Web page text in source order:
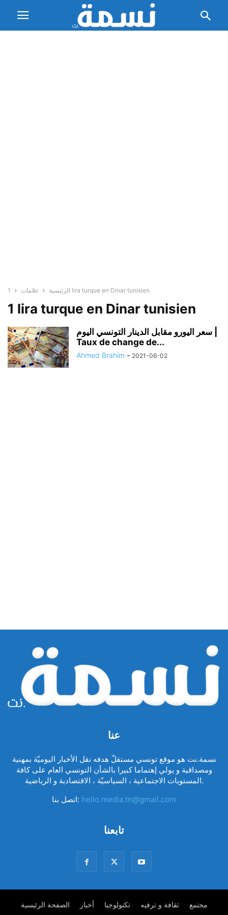
الرئيسية علامات 1 lira turque en Dinar tunisien
1 lira turque en Dinar tunisien
سعر اليورو مقابل الدينار التونسي اليوم |
Taux de change de...
Ahmed Brahim - 2021-06-02
عنا
نسمة.نت هو موقع تونسي مستقلّ هدفه نقل الأخبار اليوميّة بمهنية
ومصداقية و يولي إهتماما كبيرا بالشأن التونسي العام على كافة
المستويات الاجتماعية ، السياسيّة ، الاقتصادية و الرياضية.
اتصل بنا: hello.media.tn@gmail.com
تابعنا
الصفحة الرئيسية أخبار تكنولوجيا ثقافة و ترفيه مجتمع